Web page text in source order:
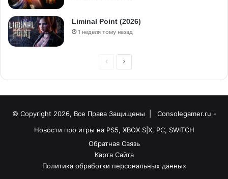
Liminal Point (2026)
1 неделя тому назад
© Copyright 2026, Все Права Защищены |
Consolegamer.ru -
Новости про игры на PS5, XBOX S|X, PC, SWITCH
Обратная Связь
Карта Сайта
Политика обработки персональных данных